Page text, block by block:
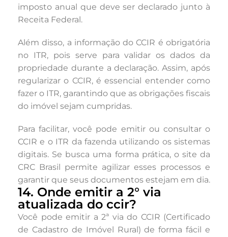
imposto anual que deve ser declarado junto à
Receita Federal.
Além disso, a informação do CCIR é obrigatória
no ITR, pois serve para validar os dados da
propriedade durante a declaração. Assim, após
regularizar o CCIR, é essencial entender como
fazer o ITR, garantindo que as obrigações fiscais
do imóvel sejam cumpridas.
Para facilitar, você pode emitir ou consultar o
CCIR e o ITR da fazenda utilizando os sistemas
digitais. Se busca uma forma prática, o site da
CRC Brasil permite agilizar esses processos e
garantir que seus documentos estejam em dia.
14. Onde emitir a 2° via
atualizada do ccir?
Você pode emitir a 2ª via do CCIR (Certificado
de Cadastro de Imóvel Rural) de forma fácil e